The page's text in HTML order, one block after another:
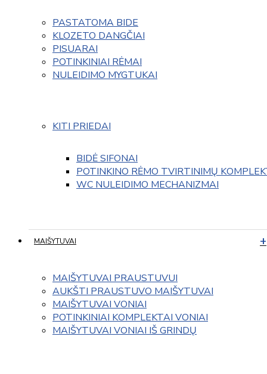
PASTATOMA BIDE
KLOZETO DANGČIAI
PISUARAI
POTINKINIAI RĖMAI
NULEIDIMO MYGTUKAI
KITI PRIEDAI
BIDĖ SIFONAI
POTINKINO RĖMO TVIRTINIMŲ
WC NULEIDIMO MECHANIZMAI
MAIŠYTUVAI
MAIŠYTUVAI PRAUSTUVUI
AUKŠTI PRAUSTUVO MAIŠYTUVAI
MAIŠYTUVAI VONIAI
POTINKINIAI KOMPLEKTAI VONIAI
MAIŠYTUVAI VONIAI IŠ GRINDŲ